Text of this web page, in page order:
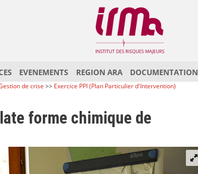
EVENEMENTS REGION ARA DOCUMENTATION
de crise >> Exercice PPI (Plan Particulier d'Intervention)
forme chimique de